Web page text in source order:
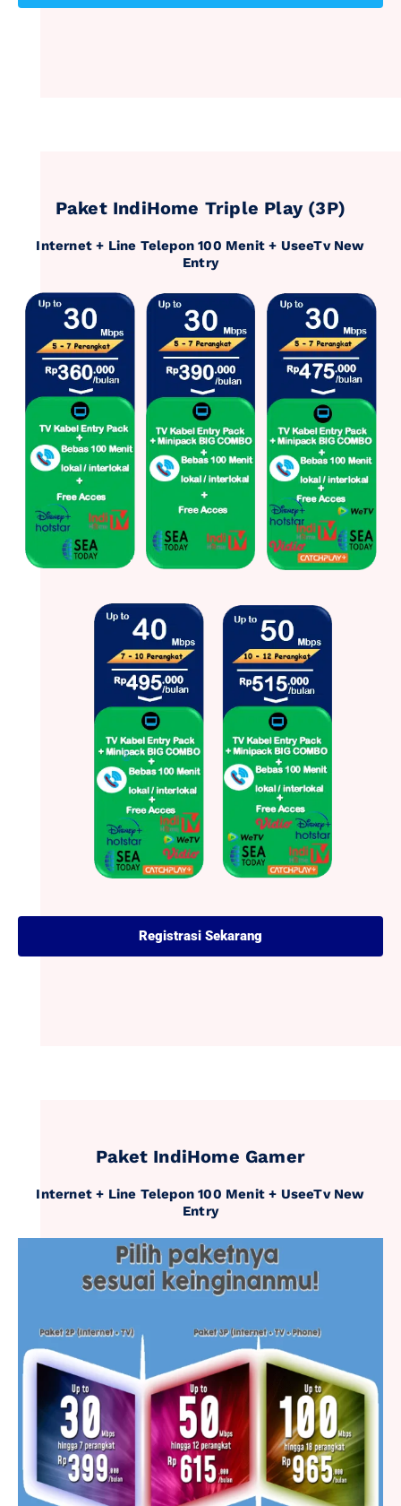
Paket IndiHome Triple Play (3P)
Internet + Line Telepon 100 Menit + UseeTv New
Entry
Registrasi Sekarang
Paket IndiHome Gamer
Internet + Line Telepon 100 Menit + UseeTv New
Entry